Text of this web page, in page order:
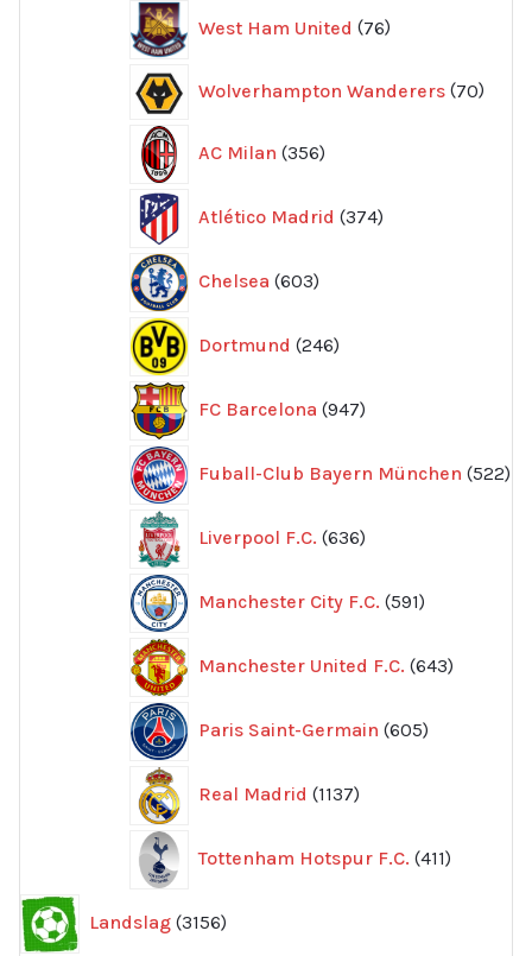
West Ham United 76
produkter
Wolverhampton Wanderers 70
AC Milan 356
produkter
Atlético Madrid 374
produkter
Chelsea 603
produkter
Dortmund 246
produkter
FC Barcelona 947
produkter
Fuball-Club Bayern München 522
Liverpool F.C. 636
produkter
Manchester City F.C. 591
produkter
Manchester United F.C. 643
Paris Saint-Germain 605
produkter
Real Madrid 1137
produkter
Tottenham Hotspur F.C. 411
produkter
Landslag 3156
produkter